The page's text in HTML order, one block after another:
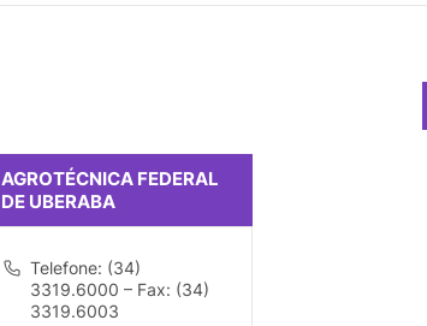
AGROTÉCNICA FEDERAL
DE UBERABA
Telefone: (34)
3319.6000 – Fax: (34)
3319.6003